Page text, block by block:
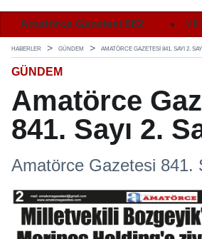
Amatörce Gazetesi 862.
Sayı 1. Sayfa
Sayı 2.
HABERLER GÜNDEM AMATÖRCE GAZETESI 841. SAYI 2.
GÜNDEM
Amatörce
841. Sayı 2.
Amatörce Gazetesi 841.